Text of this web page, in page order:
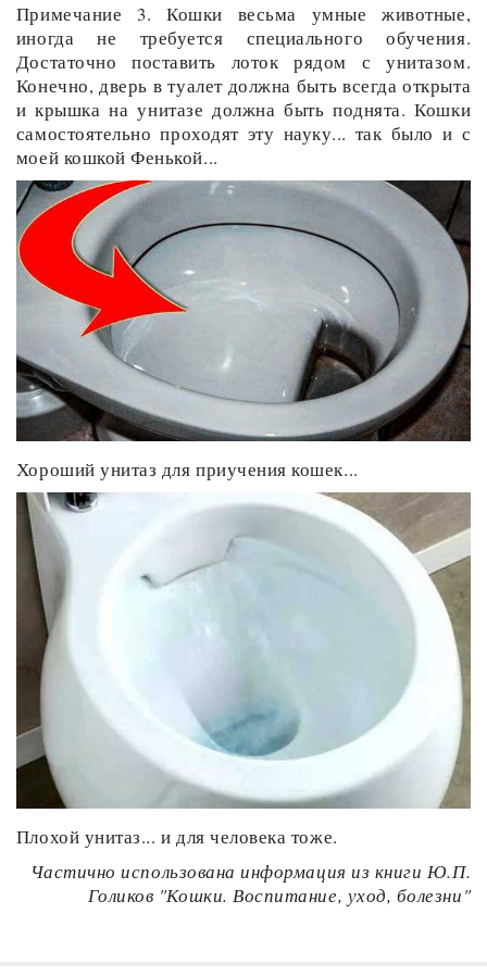
Примечание 3. Кошки весьма умные животные,
иногда не требуется специального обучения.
Достаточно поставить лоток рядом с унитазом.
Конечно, дверь в туалет должна быть всегда открыта
и крышка на унитазе должна быть поднята. Кошки
самостоятельно проходят эту науку... так было и с
моей кошкой Фенькой...
Хороший унитаз для приучения кошек...
Плохой унитаз... и для человека тоже.
Частично использована информация из книги Ю.П.
Голиков "Кошки. Воспитание, уход, болезни"